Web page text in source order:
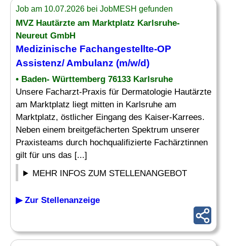
Job am 10.07.2026 bei JobMESH gefunden
MVZ Hautärzte am Marktplatz Karlsruhe-
Neureut GmbH
Medizinische Fachangestellte-OP
Assistenz/ Ambulanz (m/w/d)
• Baden- Württemberg 76133 Karlsruhe
Unsere Facharzt-Praxis für Dermatologie Hautärzte
am Marktplatz liegt mitten in Karlsruhe am
Marktplatz, östlicher Eingang des Kaiser-Karrees.
Neben einem breitgefächerten Spektrum unserer
Praxisteams durch hochqualifizierte Fachärztinnen
gilt für uns das [...]
MEHR INFOS ZUM STELLENANGEBOT
▶ Zur Stellenanzeige